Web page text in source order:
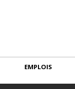
EMPLOIS